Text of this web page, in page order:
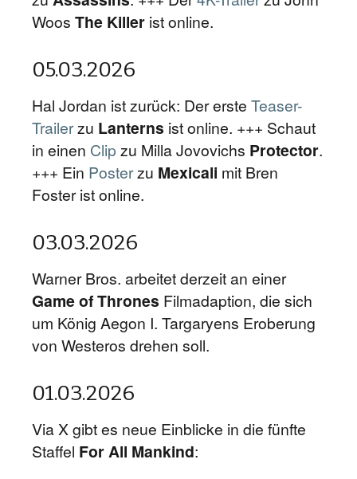
Woos The Killer ist online.
05.03.2026
Hal Jordan ist zurück: Der erste Teaser-
Trailerzu Lanterns ist online. +++ Schaut
in einen Clip zu Milla Jovovichs Protector.
+++ Ein Posterzu Mexicali mit Bren
Foster ist online.
03.03.2026
Warner Bros. arbeitet derzeit an einer
Game of Thrones Filmadaption, die sich
um König Aegon I. Targaryens Eroberung
von Westeros drehen soll.
01.03.2026
Via X gibt es neue Einblicke in die fünfte
Staffel For All Mankind: